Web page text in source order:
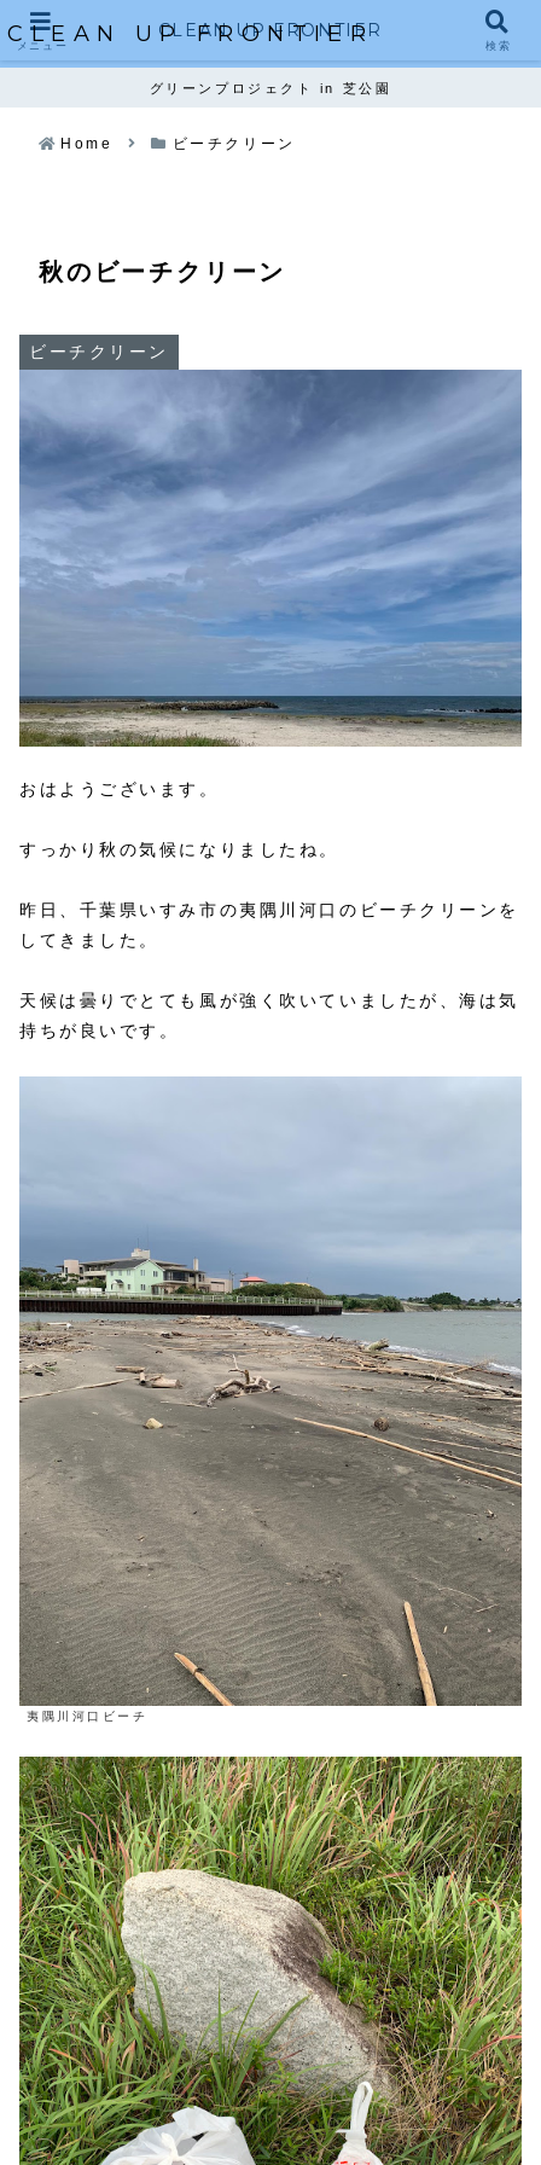
CLEAN UP FRONTIER
グリーンプロジェクト in 芝公園
Home ビーチクリーン
秋のビーチクリーン
ビーチクリーン
おはようございます。
すっかり秋の気候になりましたね。
昨日、千葉県いすみ市の夷隅川河口のビーチクリーンを
してきました。
天候は曇りでとても風が強く吹いていましたが、海は気
持ちが良いです。
夷隅川河口ビーチ
メニュー
CLEAN UP FRONTIER
検索